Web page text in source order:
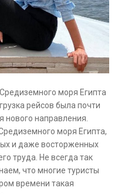
моря Египта
рейсов была почти
нового направления.
моря Египта,
и даже восторженных
труда. Не всегда так
что многие туристы
времени такая